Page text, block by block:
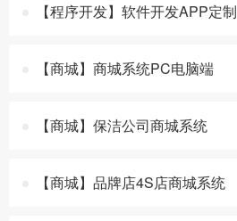
【程序开发】软件开发APP定制
【商城】商城系统PC电脑端
【商城】保洁公司商城系统
【商城】品牌店4S店商城系统